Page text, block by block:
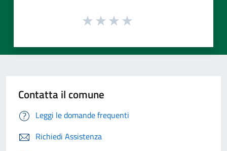
Contatta il comune
Leggi le domande frequenti
Richiedi Assistenza